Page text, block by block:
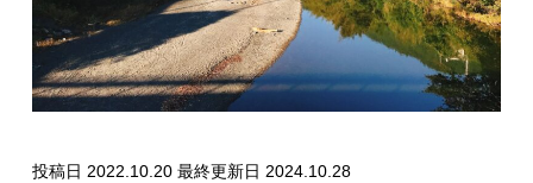
投稿日 2022.10.20 最終更新日 2024.10.28